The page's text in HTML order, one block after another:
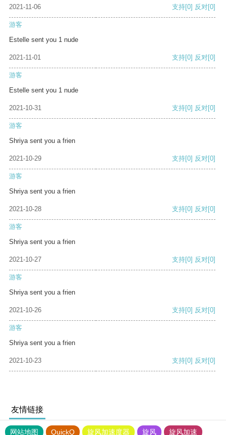
2021-11-06 支持[0] 反对[0]
游客
Estelle sent you 1 nude
2021-11-01 支持[0] 反对[0]
游客
Estelle sent you 1 nude
2021-10-31 支持[0] 反对[0]
游客
Shriya sent you a frien
2021-10-29 支持[0] 反对[0]
游客
Shriya sent you a frien
2021-10-28 支持[0] 反对[0]
游客
Shriya sent you a frien
2021-10-27 支持[0] 反对[0]
游客
Shriya sent you a frien
2021-10-26 支持[0] 反对[0]
游客
Shriya sent you a frien
2021-10-23 支持[0] 反对[0]
友情链接
网站地图 QuickQ 旋风加速度器 旋风 旋风加速